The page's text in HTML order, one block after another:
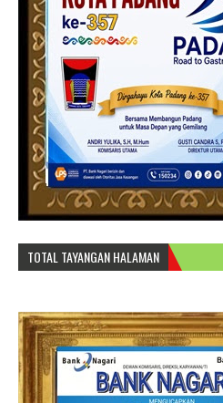
TOTAL TAYANGAN HALAMAN